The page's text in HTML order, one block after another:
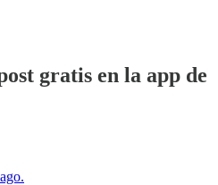
gratis en la app de